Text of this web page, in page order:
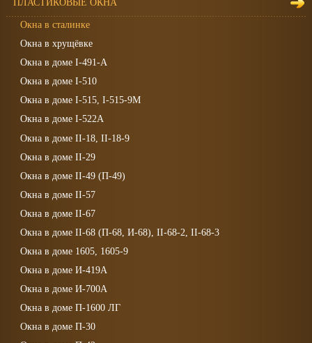
ПЛАСТИКОВЫЕ ОКНА
Окна в сталинке
Окна в хрущёвке
Окна в доме I-491-А
Окна в доме I-510
Окна в доме I-515, I-515-9М
Окна в доме I-522А
Окна в доме II-18, II-18-9
Окна в доме II-29
Окна в доме II-49 (П-49)
Окна в доме II-57
Окна в доме II-67
Окна в доме II-68 (П-68, И-68), II-68-2, II-68-3
Окна в доме 1605, 1605-9
Окна в доме И-419А
Окна в доме И-700А
Окна в доме П-1600 ЛГ
Окна в доме П-30